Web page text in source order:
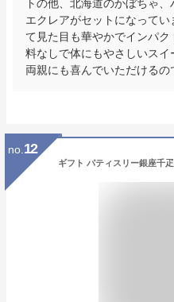
トの他、北海道のかぼちゃ
エクレアがセットになって
て見た目も華やかでインパ
料なしで体にもやさしいス
両親にも喜んでいただけるの
no. 12
ギフト パティスリー銀座千